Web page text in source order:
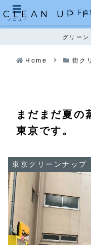
CLEAN UP
グリー
Home 街ク
まだまだ夏の
東京です。
東京クリーンナップ
メニュー